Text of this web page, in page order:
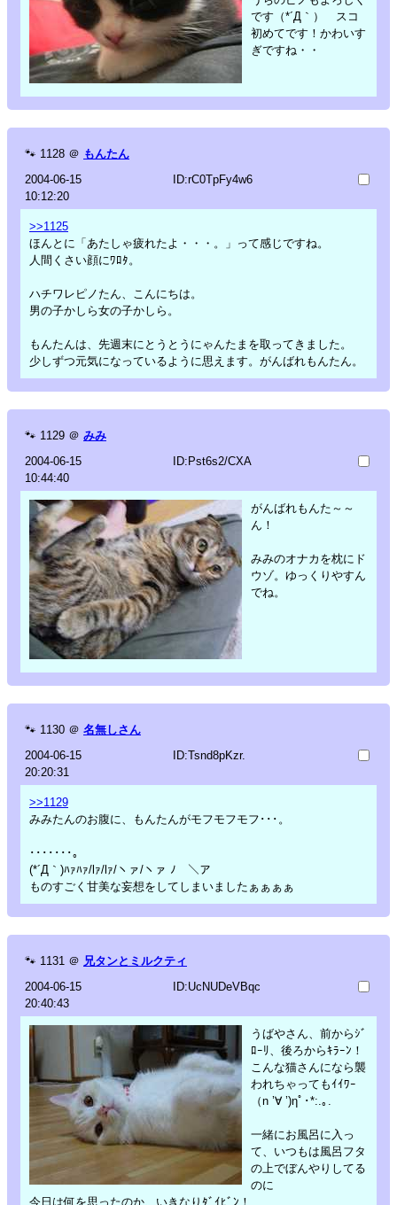
です（*´Д｀） スコ
初めてです！かわいす
ぎですね・・
🐾 1128 ＠ もんたん
2004-06-15
10:12:20
ID:rC0TpFy4w6
>>1125
ほんとに「あたしゃ疲れたよ・・・。」って感じですね。
人間くさい顔にﾜﾛﾀ。
ハチワレピノたん、こんにちは。
男の子かしら女の子かしら。
もんたんは、先週末にとうとうにゃんたまを取ってきました。
少しずつ元気になっているように思えます。がんばれもんたん。
🐾 1129 ＠ みみ
2004-06-15
10:44:40
ID:Pst6s2/CXA
がんばれもんた～～
ん！
みみのオナカを枕にド
ウゾ。ゆっくりやすん
でね。
🐾 1130 ＠ 名無しさん
2004-06-15
20:20:31
ID:Tsnd8pKzr.
>>1129
みみたんのお腹に、もんたんがモフモフモフ･･･。
･･･････。
(*´Д｀)ﾊｧﾊｧ/lｧ/lｧ/ヽァ/ヽァ ﾉ ＼ア
ものすごく甘美な妄想をしてしまいましたぁぁぁぁ
🐾 1131 ＠ 兄タンとミルクティ
2004-06-15
20:40:43
ID:UcNUDeVBqc
うばやさん、前からｼﾞ
ﾛｰﾘ、後ろからｷﾗｰﾝ！
こんな猫さんになら襲
われちゃってもｲｲﾜｰ
（n ’∀ ’)ηﾟ･*:.｡.
一緒にお風呂に入っ
て、いつもは風呂フタ
の上でぼんやりしてる
のに
今日は何を思ったのか、いきなりﾀﾞｲﾋﾞﾝ！